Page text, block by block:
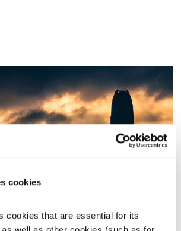
cookies
cookies that are essential for its תמיכה טכנית
אלון נוימןויעל מן שחר